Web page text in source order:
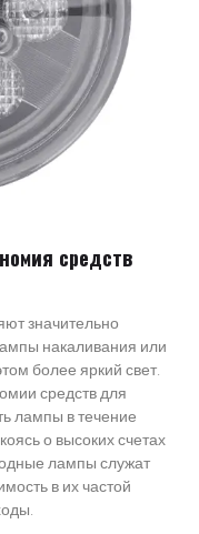
средств
значительно
накаливания или
более яркий свет.
средств для
лампы в течение
о высоких счетах
лампы служат
в их частой